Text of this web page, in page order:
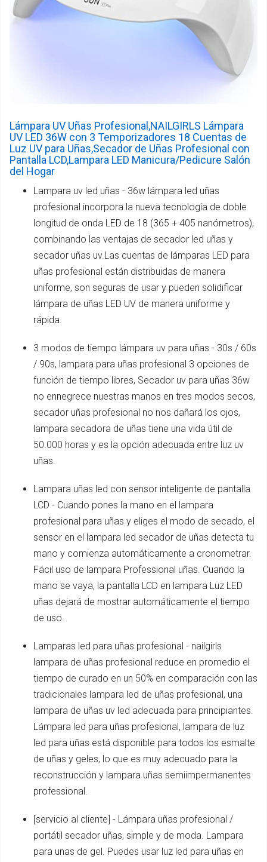
Lámpara UV Uñas Profesional,NAILGIRLS Lámpara
UV LED 36W con 3 Temporizadores 18 Cuentas de
Luz UV para Uñas,Secador de Uñas Profesional con
Pantalla LCD,Lampara LED Manicura/Pedicure Salón
del Hogar
Lampara uv led uñas - 36w lámpara led uñas
profesional incorpora la nueva tecnología de doble
longitud de onda LED de 18 (365 + 405 nanómetros),
combinando las ventajas de secador led uñas y
secador uñas uv.Las cuentas de lámparas LED para
uñas profesional están distribuidas de manera
uniforme, son seguras de usar y pueden solidificar
lámpara de uñas LED UV de manera uniforme y
rápida.
3 modos de tiempo lámpara uv para uñas - 30s / 60s
/ 90s, lampara para uñas profesional 3 opciones de
función de tiempo libres, Secador uv para uñas 36w
no ennegrece nuestras manos en tres modos secos,
secador uñas profesional no nos dañará los ojos,
lampara secadora de uñas tiene una vida útil de
50.000 horas y es la opción adecuada entre luz uv
uñas.
Lampara uñas led con sensor inteligente de pantalla
LCD - Cuando pones la mano en el lampara
profesional para uñas y eliges el modo de secado, el
sensor en el lampara led secador de uñas detecta tu
mano y comienza automáticamente a cronometrar.
Fácil uso de lampara Professional uñas. Cuando la
mano se vaya, la pantalla LCD en lampara Luz LED
uñas dejará de mostrar automáticamente el tiempo
de uso.
Lamparas led para uñas profesional - nailgirls
lampara de uñas profesional reduce en promedio el
tiempo de curado en un 50% en comparación con las
tradicionales lampara led de uñas profesional, una
lampara de uñas uv led adecuada para principiantes.
Lámpara led para uñas profesional, lampara de luz
led para uñas está disponible para todos los esmalte
de uñas y geles, lo que es muy adecuado para la
reconstrucción y lampara uñas semiimpermanentes
professional.
[servicio al cliente] - Lámpara uñas profesional /
portátil secador uñas, simple y de moda. Lampara
para unas de gel. Puedes usar luz led para uñas en